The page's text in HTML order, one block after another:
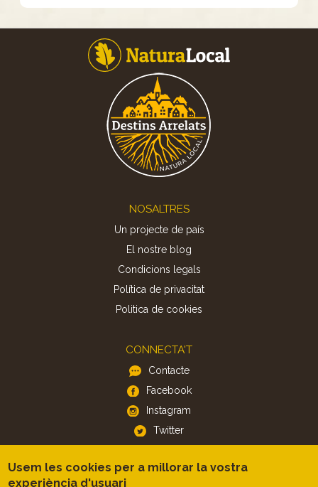
NOSALTRES
Un projecte de país
El nostre blog
Condicions legals
Política de privacitat
Politica de cookies
CONNECTA'T
Contacte
Facebook
Instagram
Twitter
APP
Usem les cookies per a millorar la vostra
experiència d'usuari